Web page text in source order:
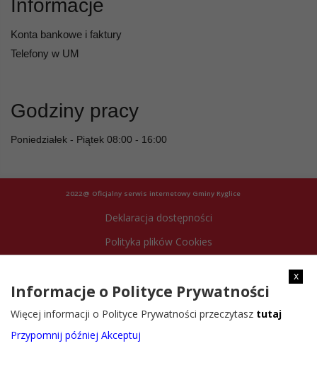
Informacje
Konta bankowe i faktury
Telefony w UM
Godziny pracy
Poniedziałek - Piątek 08:00 - 16:00
2022@ Oficjalny serwis internetowy Gminy Ryglice
Deklaracja dostępności
Polityka plików Cookies
x
Informacje o Polityce Prywatności
Więcej informacji o Polityce Prywatności przeczytasz tutaj
Przypomnij później Akceptuj